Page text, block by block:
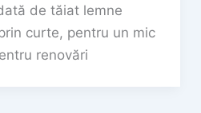
de tăiat lemne
curte, pentru un mic
renovări